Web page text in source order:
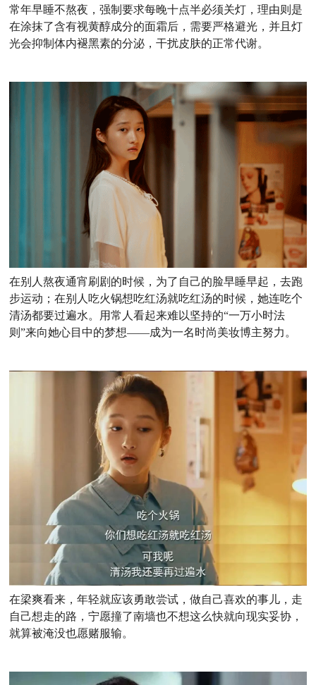
常年早睡不熬夜，强制要求每晚十点半必须关灯，理由则是
在涂抹了含有视黄醇成分的面霜后，需要严格避光，并且灯
光会抑制体内褪黑素的分泌，干扰皮肤的正常代谢。
在别人熬夜通宵刷剧的时候，为了自己的脸早睡早起，去跑
步运动；在别人吃火锅想吃红汤就吃红汤的时候，她连吃个
清汤都要过遍水。用常人看起来难以坚持的“一万小时法
则”来向她心目中的梦想——成为一名时尚美妆博主努力。
在梁爽看来，年轻就应该勇敢尝试，做自己喜欢的事儿，走
自己想走的路，宁愿撞了南墙也不想这么快就向现实妥协，
就算被淹没也愿赌服输。